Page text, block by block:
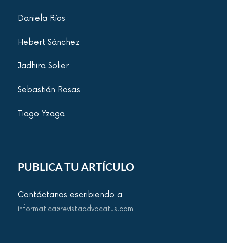
Daniela Ríos
Hebert Sánchez
Jadhira Solier
Sebastián Rosas
Tiago Yzaga
PUBLICA TU ARTÍCULO
Contáctanos escribiendo a
informatica@revistaadvocatus.com